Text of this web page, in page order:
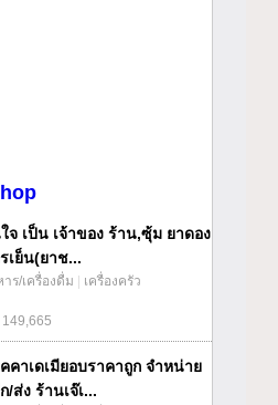
149,665
จ เป็น เจ้าของ ร้าน,ซุ้ม ยาดอง
เย็น(ยาช...
าร/เครื่องดื่ม เครื่องครัว
คาเดเมียอบราคาถูก จำหน่าย
/ส่ง ร้านเจ๊เ...